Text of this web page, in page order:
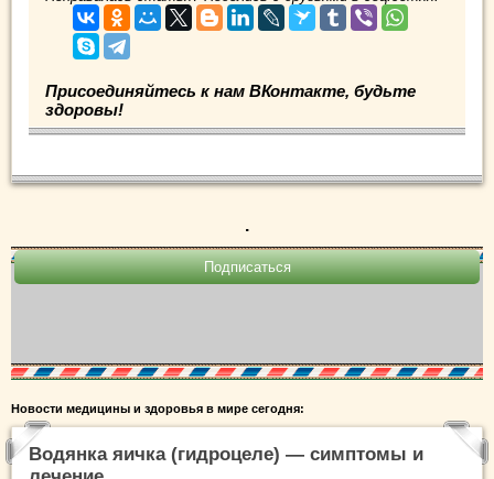
Присоединяйтесь к нам ВКонтакте, будьте
здоровы!
.
Новости медицины и здоровья в мире сегодня:
Водянка яичка (гидроцеле) — симптомы и